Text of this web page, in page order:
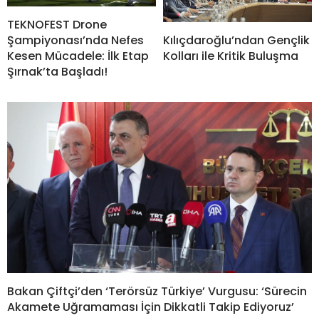
TEKNOFEST Drone
Şampiyonası’nda Nefes
Kesen Mücadele: İlk Etap
Şırnak’ta Başladı!
Kılıçdaroğlu’ndan Gençlik
Kolları ile Kritik Buluşma
Bakan Çiftçi’den ‘Terörsüz Türkiye’ Vurgusu: ‘Sürecin
Akamete Uğramaması İçin Dikkatli Takip Ediyoruz’